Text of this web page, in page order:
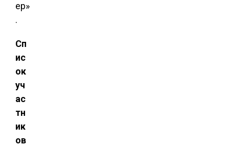
ер»
.
Сп
ис
ок
уч
ас
тн
ик
ов